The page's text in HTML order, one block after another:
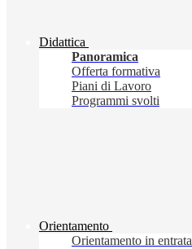
Didattica
Panoramica
Offerta formativa
Piani di Lavoro
Programmi svolti
Orientamento
Orientamento in entrata